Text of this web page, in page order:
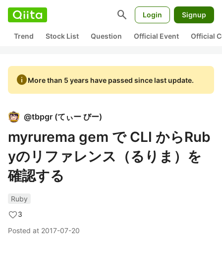
search Login Signup
Trend Stock List Question Official Event Official
infoMore than 5 years have passed since last update.
@tbpgr (てぃー びー)
myrurema gem で CLI からRub
yのリファレンス（るりま）を
確認する
Ruby
3
Posted at 2017-07-20